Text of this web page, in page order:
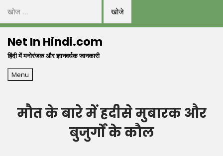
निम्न
को
खोजें:Net In Hindi.com
हिंदी में मनोरंजक और ज्ञानवर्धक जानकारी
Menu
मौत के बारे में हदीसे मुबारक और
बुजुर्गों के कौल